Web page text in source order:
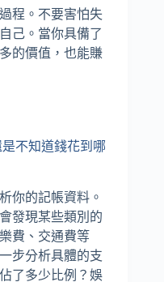
程。不要害怕失
己。當你具備了
的價值，也能賺
不知道錢花到哪
你的記帳資料。
發現某些類別的
費、交通費等
步分析具體的支
了多少比例？娛